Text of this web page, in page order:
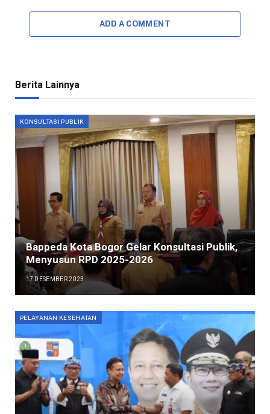
ADD A COMMENT
Berita Lainnya
KONSULTASI PUBLIK
Bappeda Kota Bogor Gelar Konsultasi Publik,
Menyusun RPD 2025-2026
17 DESEMBER 2023
PELAYANAN KESEHATAN